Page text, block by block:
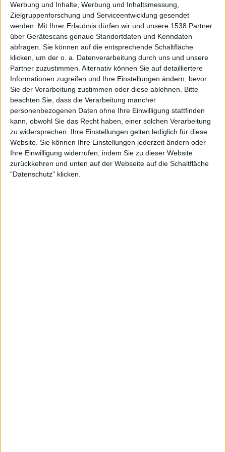
Werbung und Inhalte, Werbung und Inhaltsmessung,
Zielgruppenforschung und Serviceentwicklung gesendet
werden.
Mit Ihrer Erlaubnis dürfen wir und unsere 1538 Partner
über Gerätescans genaue Standortdaten und Kenndaten
abfragen. Sie können auf die entsprechende Schaltfläche
klicken, um der o. a. Datenverarbeitung durch uns und unsere
Partner zuzustimmen. Alternativ können Sie auf detailliertere
Informationen zugreifen und Ihre Einstellungen ändern, bevor
Sie der Verarbeitung zustimmen oder diese ablehnen.
Bitte
beachten Sie, dass die Verarbeitung mancher
personenbezogenen Daten ohne Ihre Einwilligung stattfinden
kann, obwohl Sie das Recht haben, einer solchen Verarbeitung
zu widersprechen. Ihre Einstellungen gelten lediglich für diese
Website. Sie können Ihre Einstellungen jederzeit ändern oder
Ihre Einwilligung widerrufen, indem Sie zu dieser Website
zurückkehren und unten auf der Webseite auf die Schaltfläche
"Datenschutz" klicken.
Was folgt, ist die bestens bekannte Szenerie: Ein paar
übergroße, invertierte Kreuze und eine ganze Menge
Kerzenlicht verwandeln die Bühne in ein schauriges Bild.
Mit einer Mischung aus Grazie, Verachtung und
Boshaftigkeit schreitet Erik Danielsson bedächtig auf und
ab, während er sich gewohnt ausgelassen seinen lyrischen
Tiraden hingibt. Der Bühnensound ist mittlerweile erste
Sahne, das WATAIN-Set übrigens auch. So spielt die Band
ausschließlich Songs vom aktuellen Album „The Agony &
Ecstasy Of Watain“ und den Frühwerken. Das macht
richtig Laune, wenngleich man sich eher im
Trancezustand befindet und nicht wie bei ABBATH ein
paar Minuten zuvor ausgiebig das Tanzbein geschwungen